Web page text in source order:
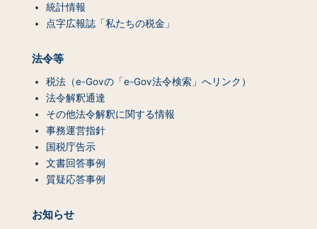
統計情報
点字広報誌「私たちの税金」
法令等
税法（e-Govの「e-Gov法令検索」へリンク）
法令解釈通達
その他法令解釈に関する情報
事務運営指針
国税庁告示
文書回答事例
質疑応答事例
お知らせ